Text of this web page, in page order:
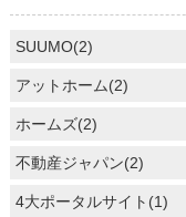
SUUMO(2)
アットホーム(2)
ホームズ(2)
不動産ジャパン(2)
4大ポータルサイト(1)